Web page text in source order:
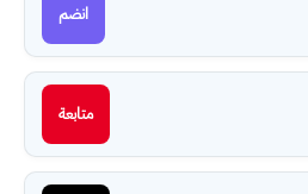
انضم
متابعة